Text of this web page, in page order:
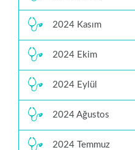
2024 Kasım
2024 Ekim
2024 Eylül
2024 Ağustos
2024 Temmuz